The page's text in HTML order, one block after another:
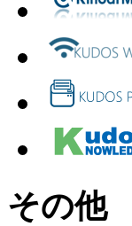
その他